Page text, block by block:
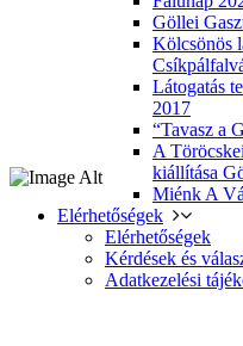
Göllei
Kölcsönös
Látogatás
2017
“Tavasz a
A
kiállítása
Miénk A
Elérhetőségek
Elérhetőségek
Kérdések és
Adatkezelési